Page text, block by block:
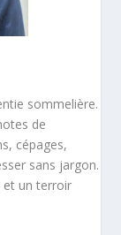
sommelière.
de
cépages,
sans jargon.
et un terroir